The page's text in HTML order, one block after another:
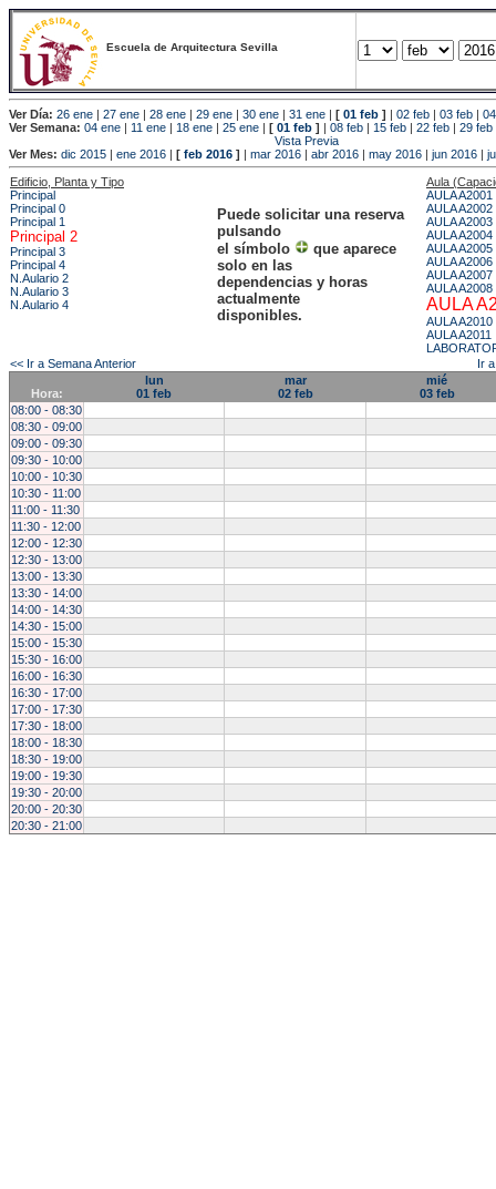
Escuela de Arquitectura Sevilla
Ver Día: 26 ene | 27 ene | 28 ene | 29 ene | 30 ene | 31 ene | [ 01 feb ] | 02 feb | 03 feb |
Ver Semana: 04 ene | 11 ene | 18 ene | 25 ene | [ 01 feb ] | 08 feb | 15 feb | 22 feb | 29 feb
Vista Previa
Ver Mes: dic 2015 | ene 2016 | [ feb 2016 ] | mar 2016 | abr 2016 | may 2016 | jun 2016 |
Edificio, Planta y Tipo
Principal
Principal 0
Principal 1
Principal 2
Principal 3
Principal 4
N.Aulario 2
N.Aulario 3
N.Aulario 4
Puede solicitar una reserva
pulsando
el símbolo
que aparece
solo en las
dependencias y horas
actualmente
disponibles.
Aula
AULA A2001
AULA A2002
AULA A2003
AULA A2004
AULA A2005
AULA A2006
AULA A2007
AULA A2008
AULA
AULA A2010
AULA A2011
<< Ir a Semana Anterior
Ir
Hora:
lun
01 feb
mar
02 feb
mié
03 feb
08:00 - 08:30
08:30 - 09:00
09:00 - 09:30
09:30 - 10:00
10:00 - 10:30
10:30 - 11:00
11:00 - 11:30
11:30 - 12:00
12:00 - 12:30
12:30 - 13:00
13:00 - 13:30
13:30 - 14:00
14:00 - 14:30
14:30 - 15:00
15:00 - 15:30
15:30 - 16:00
16:00 - 16:30
16:30 - 17:00
17:00 - 17:30
17:30 - 18:00
18:00 - 18:30
18:30 - 19:00
19:00 - 19:30
19:30 - 20:00
20:00 - 20:30
20:30 - 21:00